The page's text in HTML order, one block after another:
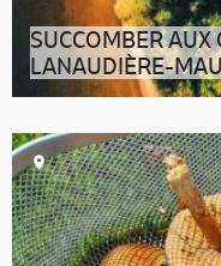
SUCCOMBER AUX
LANAUDIÈRE-
Entre le fleuve
paysages